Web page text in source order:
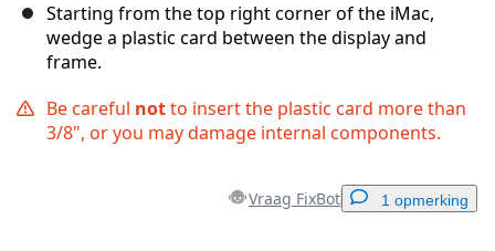
Starting from the top right corner of the iMac,
wedge a plastic card between the display and
frame.
Be careful notto insert the plastic card more than
3/8", or you may damage internal components.
Vraag FixBot 1 opmerking